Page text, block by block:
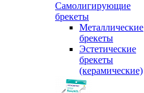
Самолигирующие
брекеты
Металлические
брекеты
Эстетические
брекеты
(керамические)